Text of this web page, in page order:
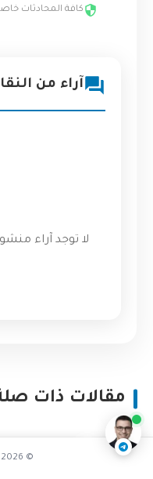
كافة المحادثات
آراء من
لا توجد آراء
مقالات ذات
ناقشنا على تليجرام
© 2026 أبو عمر. جميع الحقوق محفوظة.